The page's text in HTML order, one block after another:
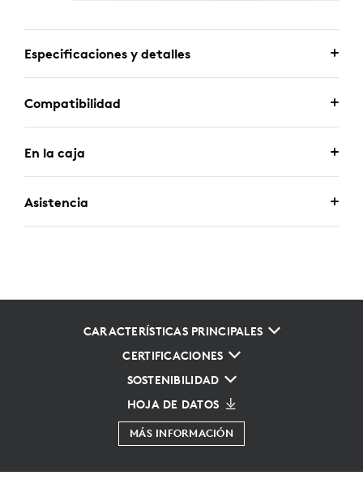
Especificaciones y detalles
Compatibilidad
En la caja
Asistencia
CARACTERÍSTICAS PRINCIPALES
CERTIFICACIONES
SOSTENIBILIDAD
HOJA DE DATOS
MÁS INFORMACIÓN